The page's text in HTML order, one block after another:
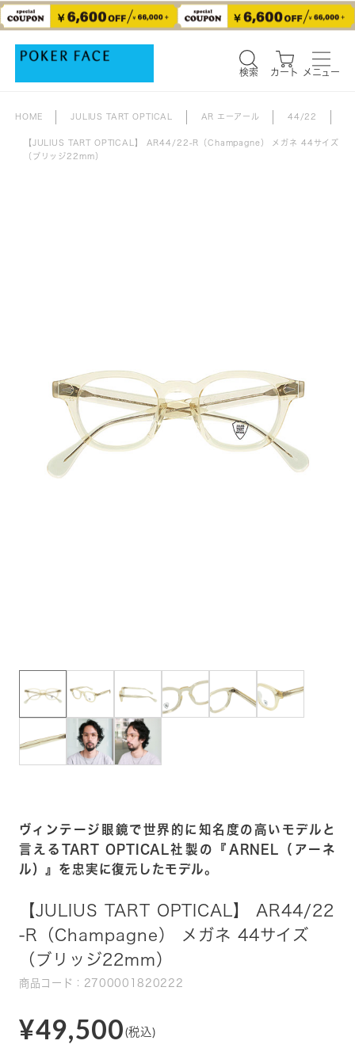
検索 カート メニュー
HOME JULIUS TART OPTICAL AR エーアール 44/22
【JULIUS TART OPTICAL】 AR44/22-R（Champagne） メガネ 44サイズ
（ブリッジ22mm）
ヴィンテージ眼鏡で世界的に知名度の高いモデルと
言えるTART OPTICAL社製の『ARNEL（アーネ
ル）』を忠実に復元したモデル。
【JULIUS TART OPTICAL】 AR44/22
-R（Champagne） メガネ 44サイズ
（ブリッジ22mm）
商品コード：2700001820222
¥49,500 (税込)